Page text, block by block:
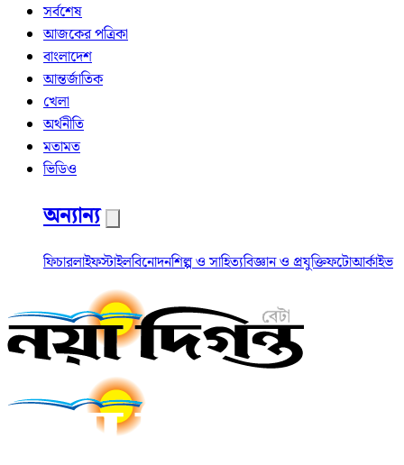
সর্বশেষ
আজকের পত্রিকা
বাংলাদেশ
আন্তর্জাতিক
খেলা
অর্থনীতি
মতামত
ভিডিও
অন্যান্য
ফিচারলাইফস্টাইলবিনোদনশিল্প ও সাহিত্যবিজ্ঞান ও প্রযুক্তিফটোআর্কাইভ